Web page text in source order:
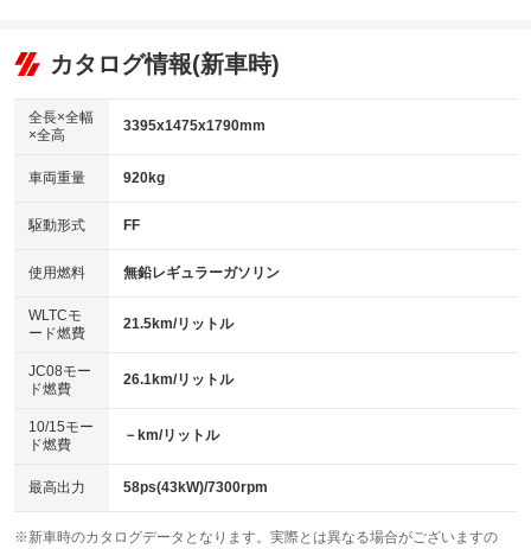
リフトアップ
：装備なし
：装備なし
パワーウィンドウ
アイドリングストップ
：装備なし
USB入力端子
：装備あり
100V電源
：装備なし
センターデフロック
：装備なし
電動格納ミラー
：装備なし
ビジュアル
：装備なし
：装備あり
革シート
キーレス
HID(キセノンライト)
：装備なし
バックカメラ
：装備なし
エアロ
：装備なし
：装備なし
パワーシート
ベンチシート
：装備あり
チップアップシート
：装備なし
：装備なし ：装備あり
カタログ情報(新車時)
全長×全幅
×全高
3395x1475x1790mm
車両重量 920kg
駆動形式 FF
使用燃料 無鉛レギュラーガソリン
WLTCモ
ード燃費
21.5km/リットル
JC08モー
ド燃費
26.1km/リットル
10/15モー
ド燃費
－km/リットル
最高出力 58ps(43kW)/7300rpm
※新車時のカタログデータとなります。実際とは異なる場合がございますの